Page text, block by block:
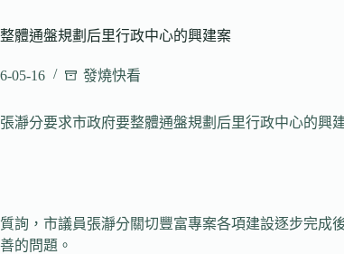
體通盤規劃后里行政中心的興建案
05-16 發燒快看
瀞分要求市政府要整體通盤規劃后里行政中心的興
詢，市議員張瀞分關切豐富專案各項建設逐步完
的問題。